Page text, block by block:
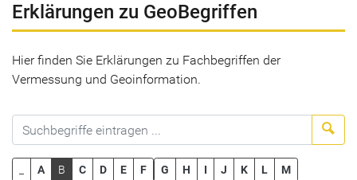
Erklärungen zu GeoBegriffen
Hier finden Sie Erklärungen zu Fachbegriffen der
Vermessung und Geoinformation.
A B C D E F G H I J K L
M